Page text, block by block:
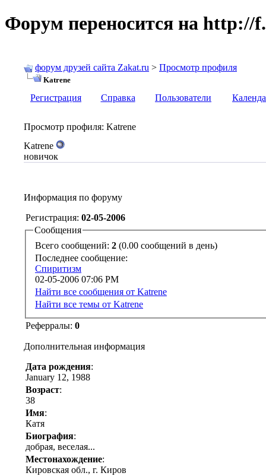
Форум переносится на http://
форум друзей сайта Zakat.ru > Просмотр профиля
Katrene
Регистрация Справка Пользователи
Просмотр профиля: Katrene
Katrene
новичок
Информация по форуму
Регистрация: 02-05-2006
Сообщения
Всего сообщений: 2 (0.00 сообщений в день)
Последнее сообщение:
Спиритизм
02-05-2006 07:06 PM
Найти все сообщения от Katrene
Найти все темы от Katrene
Реферралы: 0
Дополнительная информация
Дата рождения:
January 12, 1988
Возраст:
38
Имя:
Катя
Биография:
добрая, веселая...
Местонахождение:
Кировская обл., г. Киров